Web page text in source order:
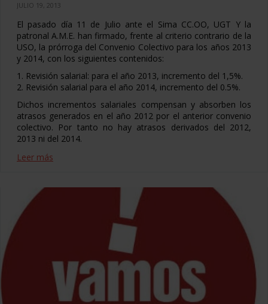
JULIO 19, 2013
El pasado día 11 de Julio ante el Sima CC.OO, UGT Y la
patronal A.M.E. han firmado, frente al criterio contrario de la
USO, la prórroga del Convenio Colectivo para los años 2013
y 2014, con los siguientes contenidos:
1. Revisión salarial: para el año 2013, incremento del 1,5%.
2. Revisión salarial para el año 2014, incremento del 0.5%.
Dichos incrementos salariales compensan y absorben los
atrasos generados en el año 2012 por el anterior convenio
colectivo. Por tanto no hay atrasos derivados del 2012,
2013 ni del 2014.
Leer más